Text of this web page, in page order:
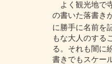
よく観光地で
の書いた落書き
に勝手に名前を
もな大人のする
る。それも闇に
書きでもスケー